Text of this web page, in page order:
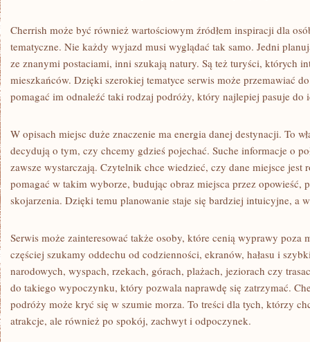
Cherrish może być również wartościowym źródłem inspiracji dla
tematyczne. Nie każdy wyjazd musi wyglądać tak samo. Jedni
ze znanymi postaciami, inni szukają natury. Są też turyści, których
mieszkańców. Dzięki szerokiej tematyce serwis może przemawiać
pomagać im odnaleźć taki rodzaj podróży, który najlepiej pasuje do
W opisach miejsc duże znaczenie ma energia danej destynacji. To
decydują o tym, czy chcemy gdzieś pojechać. Suche informacje o
zawsze wystarczają. Czytelnik chce wiedzieć, czy dane miejsce jest
pomagać w takim wyborze, budując obraz miejsca przez opowieść,
skojarzenia. Dzięki temu planowanie staje się bardziej intuicyjne, a
Serwis może zainteresować także osoby, które cenią wyprawy poza
częściej szukamy oddechu od codzienności, ekranów, hałasu i
narodowych, wyspach, rzekach, górach, plażach, jeziorach czy
do takiego wypoczynku, który pozwala naprawdę się zatrzymać.
podróży może kryć się w szumie morza. To treści dla tych, którzy
atrakcje, ale również po spokój, zachwyt i odpoczynek.